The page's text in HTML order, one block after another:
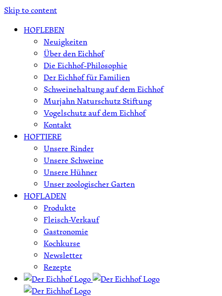
Skip to content
HOFLEBEN
Neuigkeiten
Über den Eichhof
Die Eichhof-Philosophie
Der Eichhof für Familien
Schweinehaltung auf dem Eichhof
Murjahn Naturschutz Stiftung
Vogelschutz auf dem Eichhof
Kontakt
HOFTIERE
Unsere Rinder
Unsere Schweine
Unsere Hühner
Unser zoologischer Garten
HOFLADEN
Produkte
Fleisch-Verkauf
Gastronomie
Kochkurse
Newsletter
Rezepte